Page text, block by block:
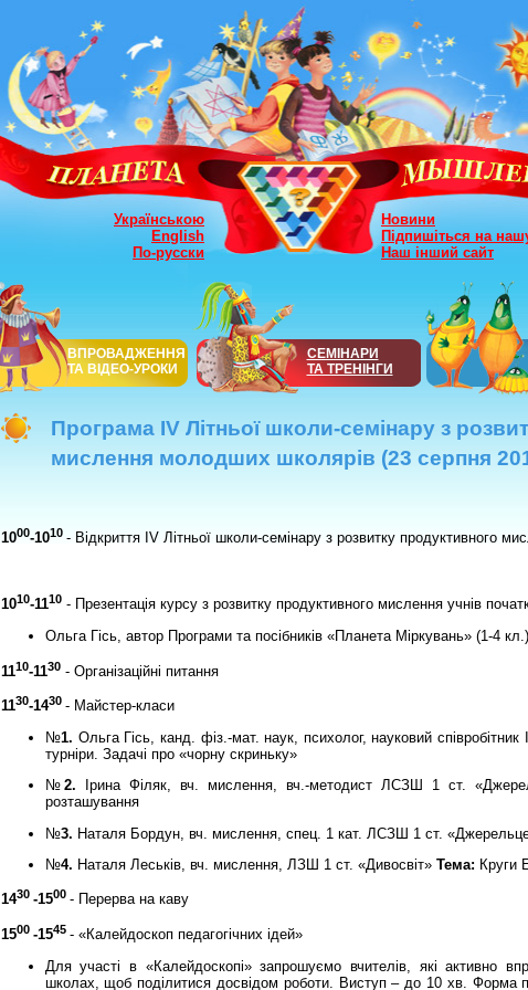
Українською
English
По-русски
Новини
Підпишіться на
Наш інший сайт
ВПРОВАДЖЕННЯ
ТА ВІДЕО-УРОКИ
СЕМІНАРИ
ТА ТРЕНІНГИ
Програма IV Літньої школи-семінару з
мислення молодших школярів (23 серпня
1000-1010 - Відкриття IV Літньої школи-семінару з розвитку продуктивного
1010-1110- Презентація курсу з розвитку продуктивного мислення учнів
Ольга Гісь, автор Програми та посібників «Планета Міркувань» (1-4 кл.)
1110-1130- Організаційні питання
1130-1430 - Майстер-класи
№1. Ольга Гісь, канд. фіз.-мат. наук, психолог, науковий
турніри. Задачі про «чорну скриньку»
№2. Ірина Філяк, вч. мислення, вч.-методист ЛСЗШ 1 ст.
розташування
№3. Наталя Бордун, вч. мислення, спец. 1 кат. ЛСЗШ 1 ст. «Джерел
№4. Наталя Леськів, вч. мислення, ЛЗШ 1 ст. «Дивосвіт» Тема: Круги
1430 -1500 - Перерва на каву
1500 -1545 - «Калейдоскоп педагогічних ідей»
Для участі в «Калейдоскопі» запрошуємо вчителів, які активно
школах, щоб поділитися досвідом роботи. Виступ – до 10 хв. Форма